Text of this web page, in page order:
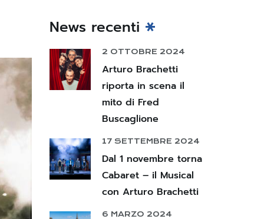
News recenti
2 OTTOBRE 2024
Arturo Brachetti
riporta in scena il
mito di Fred
Buscaglione
17 SETTEMBRE 2024
Dal 1 novembre torna
Cabaret – il Musical
con Arturo Brachetti
6 MARZO 2024